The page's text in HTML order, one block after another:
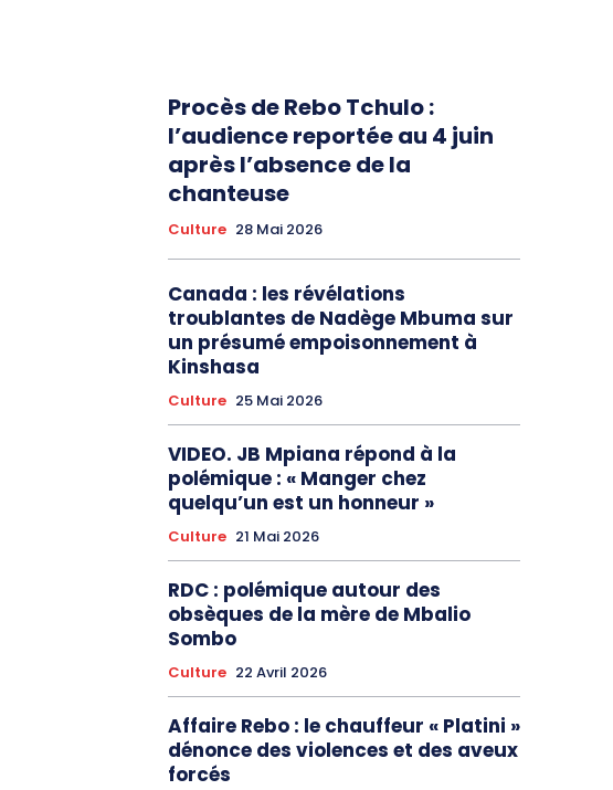
Procès de Rebo Tchulo :
l’audience reportée au 4 juin
après l’absence de la
chanteuse
Culture 28 Mai 2026
Canada : les révélations
troublantes de Nadège Mbuma sur
un présumé empoisonnement à
Kinshasa
Culture 25 Mai 2026
VIDEO. JB Mpiana répond à la
polémique : « Manger chez
quelqu’un est un honneur »
Culture 21 Mai 2026
RDC : polémique autour des
obsèques de la mère de Mbalio
Sombo
Culture 22 Avril 2026
Affaire Rebo : le chauffeur « Platini »
dénonce des violences et des aveux
forcés